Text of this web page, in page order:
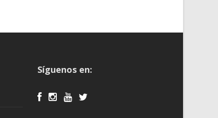
Síguenos en: